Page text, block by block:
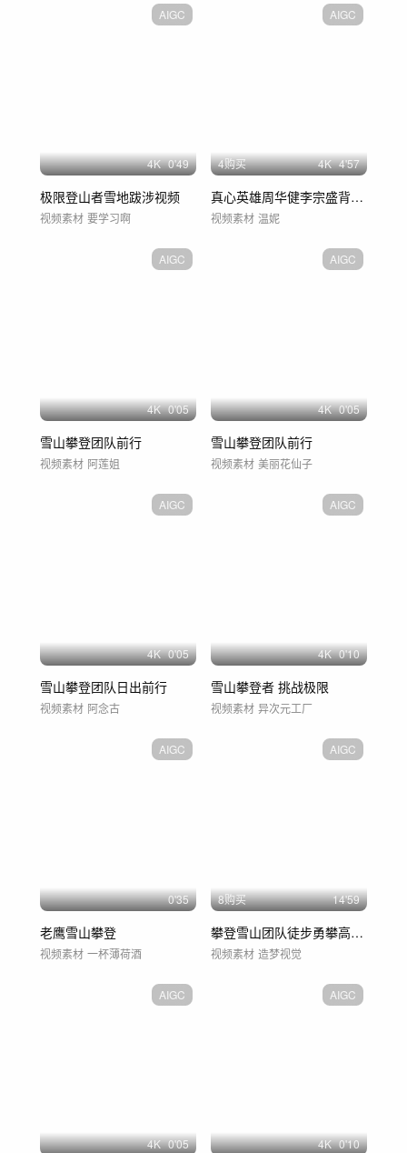
AIGC
4K 0'49
极限登山者雪地跋涉视频
视频素材 要学习啊
AIGC
4购买 4K 4'57
真心英雄周华健李宗盛背景视频
视频素材 温妮
AIGC
4K 0'05
雪山攀登团队前行
视频素材 阿莲姐
AIGC
4K 0'05
雪山攀登团队前行
视频素材 美丽花仙子
AIGC
4K 0'05
雪山攀登团队日出前行
视频素材 阿念古
AIGC
4K 0'10
雪山攀登者 挑战极限
视频素材 异次元工厂
AIGC
0'35
老鹰雪山攀登
视频素材 一杯薄荷酒
AIGC
8购买 14'59
攀登雪山团队徒步勇攀高峰励志奋斗企业精神
视频素材 造梦视觉
AIGC
4K 0'05
AIGC
4K 0'10